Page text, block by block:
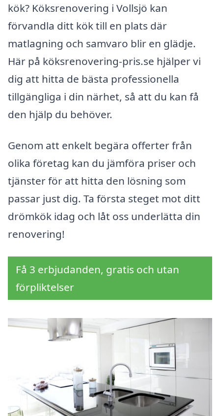
kök? Köksrenovering i Vollsjö kan
förvandla ditt kök till en plats där
matlagning och samvaro blir en glädje.
Här på köksrenovering-pris.se hjälper vi
dig att hitta de bästa professionella
tillgängliga i din närhet, så att du kan få
den hjälp du behöver.
Genom att enkelt begära offerter från
olika företag kan du jämföra priser och
tjänster för att hitta den lösning som
passar just dig. Ta första steget mot ditt
drömkök idag och låt oss underlätta din
renovering!
Få 3 erbjudanden, gratis och utan
förpliktelser